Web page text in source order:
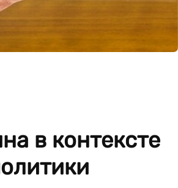
в контексте